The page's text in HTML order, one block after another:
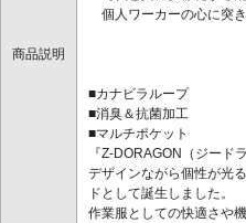
商品説明
個人ワーカーの心に突
■カナビラループ
■消臭＆抗菌加工
■マルチポケット
『Z-DORAGON（ジー
デザインながら個性が光
ドとして誕生しました。
作業服としての快適さや